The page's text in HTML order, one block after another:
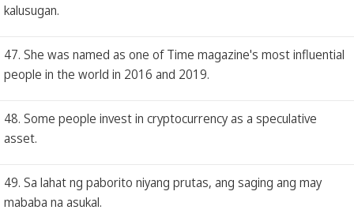
kalusugan.
47. She was named as one of Time magazine's most influential
people in the world in 2016 and 2019.
48. Some people invest in cryptocurrency as a speculative
asset.
49. Sa lahat ng paborito niyang prutas, ang saging ang may
mababa na asukal.